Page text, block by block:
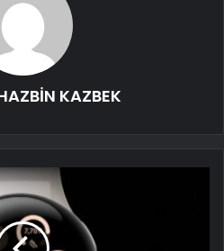
KAZBEK